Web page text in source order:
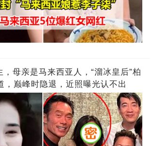
母亲是马来西亚人，“溜冰皇后”柏
，巅峰时隐退，近照曝光认不出